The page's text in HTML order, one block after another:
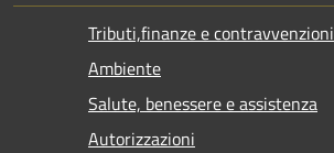
Tributi,finanze e contravvenzioni
Ambiente
Salute, benessere e assistenza
Autorizzazioni